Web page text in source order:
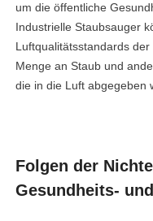
um die öffentliche
Industrielle Staubsauger
Luftqualitätsstandards
Menge an Staub und
die in die Luft abgegeben
Folgen der
Gesundheits-